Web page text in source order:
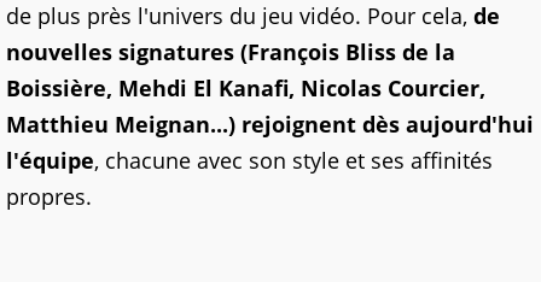
de plus près l'univers du jeu vidéo. Pour cela, de
nouvelles signatures (François Bliss de la
Boissière, Mehdi El Kanafi, Nicolas Courcier,
Matthieu Meignan...) rejoignent dès aujourd'hui
l'équipe, chacune avec son style et ses affinités
propres.